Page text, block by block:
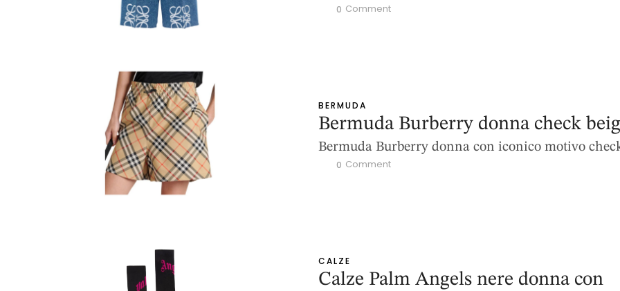
0 Comment
BERMUDA
Bermuda Burberry donna check
Bermuda Burberry donna con iconico motivo
0 Comment
CALZE
Calze Palm Angels nere donna con